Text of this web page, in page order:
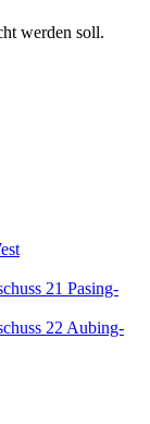
werden soll.
21 Pasing-
22 Aubing-